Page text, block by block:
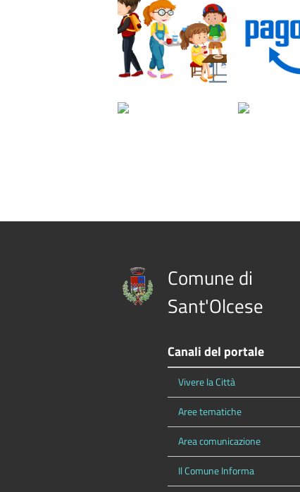
Comune di
Sant'Olcese
Canali del portale
Vivere la Città
Aree tematiche
Area comunicazione
Il Comune Informa